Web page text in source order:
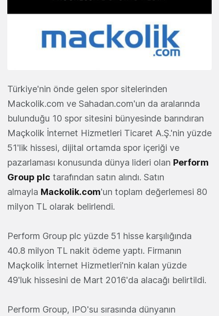
Türkiye'nin önde gelen spor sitelerinden
Mackolik.com ve Sahadan.com'un da aralarında
bulunduğu 10 spor sitesini bünyesinde barındıran
Maçkolik İnternet Hizmetleri Ticaret A.Ş.'nin yüzde
51'lik hissesi, dijital ortamda spor içeriği ve
pazarlaması konusunda dünya lideri olan Perform
Group plc tarafından satın alındı. Satın
almayla Mackolik.com'un toplam değerlemesi 80
milyon TL olarak belirlendi.
Perform Group plc yüzde 51 hisse karşılığında
40.8 milyon TL nakit ödeme yaptı. Firmanın
Maçkolik İnternet Hizmetleri'nin kalan yüzde
49'luk hissesini de Mart 2016'da alacağı belirtildi.
Perform Group, IPO'su sırasında dünyanın